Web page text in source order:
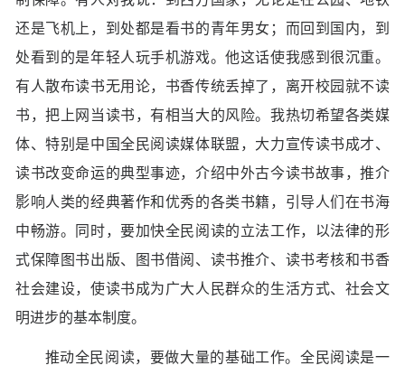
还是飞机上，到处都是看书的青年男女；而回到国内，到
处看到的是年轻人玩手机游戏。他这话使我感到很沉重。
有人散布读书无用论，书香传统丢掉了，离开校园就不读
书，把上网当读书，有相当大的风险。我热切希望各类媒
体、特别是中国全民阅读媒体联盟，大力宣传读书成才、
读书改变命运的典型事迹，介绍中外古今读书故事，推介
影响人类的经典著作和优秀的各类书籍，引导人们在书海
中畅游。同时，要加快全民阅读的立法工作，以法律的形
式保障图书出版、图书借阅、读书推介、读书考核和书香
社会建设，使读书成为广大人民群众的生活方式、社会文
明进步的基本制度。
推动全民阅读，要做大量的基础工作。全民阅读是一